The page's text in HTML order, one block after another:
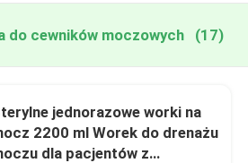
do cewników moczowych (17)
jednorazowe worki na
2200 ml Worek do drenażu
dla pacjentów z